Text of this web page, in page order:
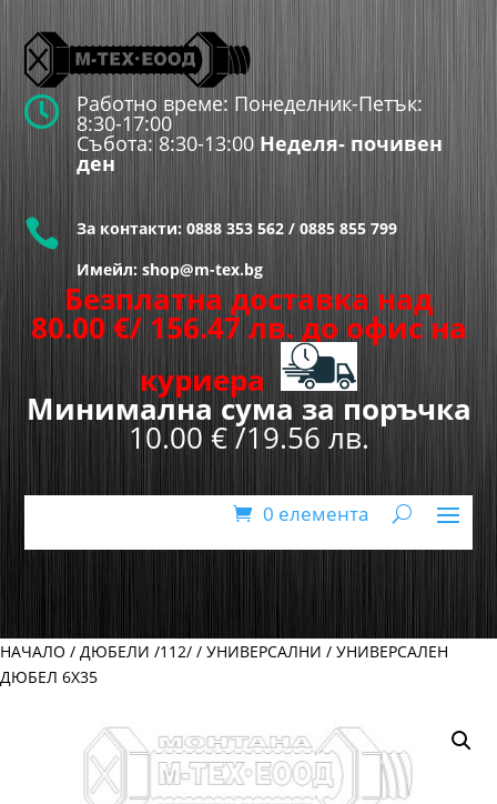
 Работно време: Понеделник-Петък:
8:30-17:00
Събота: 8:30-13:00 Неделя- почивен
ден
 За контакти: 0888 353 562 / 0885 855 799
Имейл: shop@m-tex.bg
Безплатна доставка над
80.00 €/ 156.47 лв. до офис на
куриера
Минимална сума за поръчка
10.00 € /19.56 лв.
0 елемента
НАЧАЛО / ДЮБЕЛИ /112/ / УНИВЕРСАЛНИ / УНИВЕРСАЛЕН
ДЮБЕЛ 6Х35